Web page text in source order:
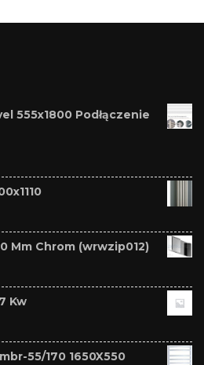
555x1800 Podłączenie
Mm Chrom (wrwzip012)
Kw
55/170 1650X550